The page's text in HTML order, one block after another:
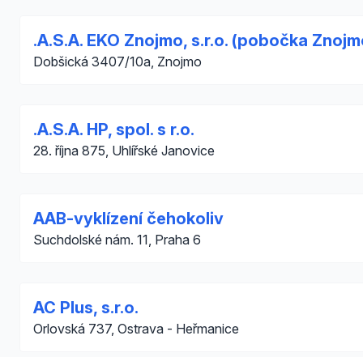
.A.S.A. EKO Znojmo, s.r.o. (pobočka
Dobšická 3407/10a, Znojmo
.A.S.A. HP, spol. s r.o.
28. října 875, Uhlířské Janovice
AAB-vyklízení čehokoliv
Suchdolské nám. 11, Praha 6
AC Plus, s.r.o.
Orlovská 737, Ostrava - Heřmanice